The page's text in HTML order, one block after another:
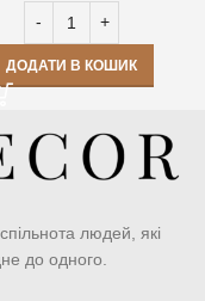
ДОДАТИ В КОШИК
людей, які
до одного.